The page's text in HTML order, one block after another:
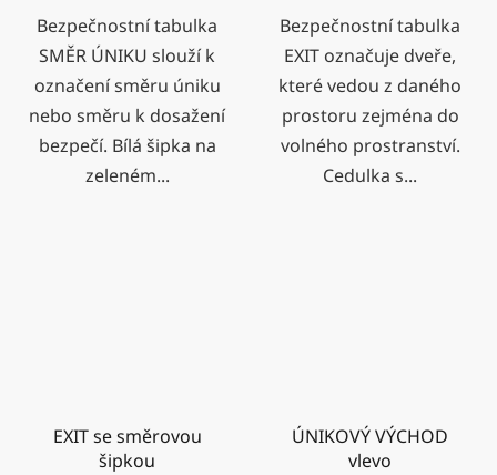
Bezpečnostní tabulka
SMĚR ÚNIKU slouží k
označení směru úniku
nebo směru k dosažení
bezpečí. Bílá šipka na
zeleném...
Bezpečnostní tabulka
EXIT označuje dveře,
které vedou z daného
prostoru zejména do
volného prostranství.
Cedulka s...
EXIT se směrovou
šipkou
ÚNIKOVÝ VÝCHOD
vlevo